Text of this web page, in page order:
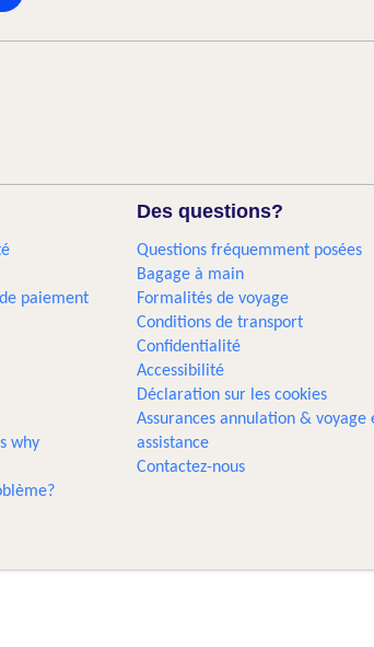
paiement
why
Des questions?
Questions fréquemment posées
Bagage à main
Formalités de voyage
Conditions de transport
Confidentialité
Accessibilité
Déclaration sur les cookies
Assurances annulation & voyage
assistance
Contactez-nous